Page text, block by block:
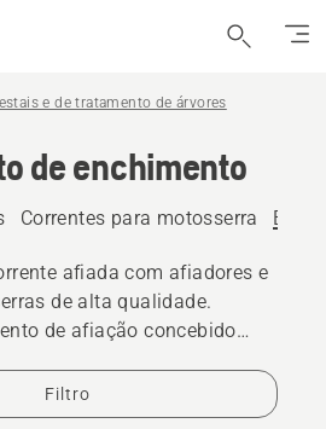
e de tratamento de árvores
de enchimento
Correntes para motosserra
afiada com afiadores e
de alta qualidade.
de afiação concebido
Filtro